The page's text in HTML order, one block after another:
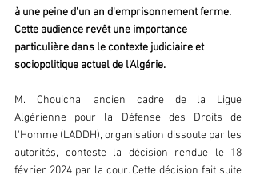
à une peine d'un an d'emprisonnement ferme.
Cette audience revêt une importance
particulière dans le contexte judiciaire et
sociopolitique actuel de l'Algérie.
M. Chouicha, ancien cadre de la Ligue
Algérienne pour la Défense des Droits de
l'Homme (LADDH), organisation dissoute par les
autorités, conteste la décision rendue le 18
février 2024 par la cour. Cette décision fait suite